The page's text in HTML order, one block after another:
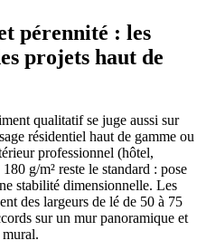
pérennité : les
projets haut de
qualitatif se juge aussi sur
résidentiel haut de gamme ou
professionnel (hôtel,
g/m² reste le standard : pose
stabilité dimensionnelle. Les
des largeurs de lé de 50 à 75
sur un mur panoramique et
mural.